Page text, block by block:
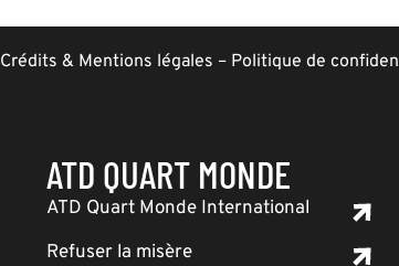
Crédits & Mentions légales – Politique de
ATD QUART MONDE
ATD Quart Monde International
Refuser la misère